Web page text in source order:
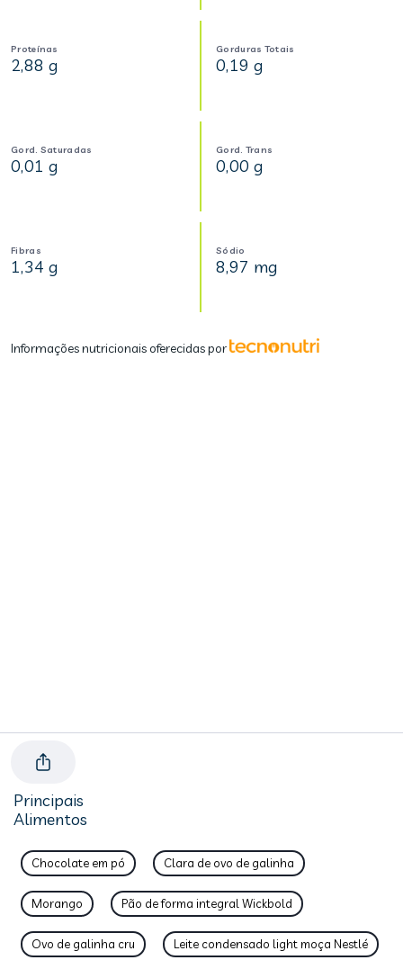
Proteínas
2,88 g
Gorduras Totais
0,19 g
Gord. Saturadas
0,01 g
Gord. Trans
0,00 g
Fibras
1,34 g
Sódio
8,97 mg
Informações nutricionais oferecidas por
Principais
Alimentos
Chocolate em pó Clara de ovo de galinha
Morango Pão de forma integral Wickbold
Ovo de galinha cru Leite condensado light moça Nestlé